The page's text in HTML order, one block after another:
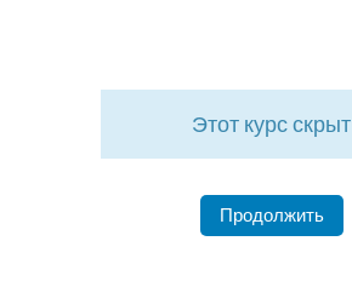
Этот курс скрыт
Продолжить